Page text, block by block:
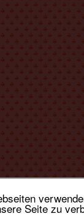
Seite zu